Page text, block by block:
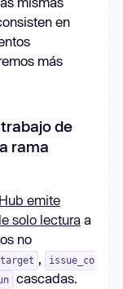
en
más
de
rama
emite
solo lectura a
no
,
issue_co
cascadas.